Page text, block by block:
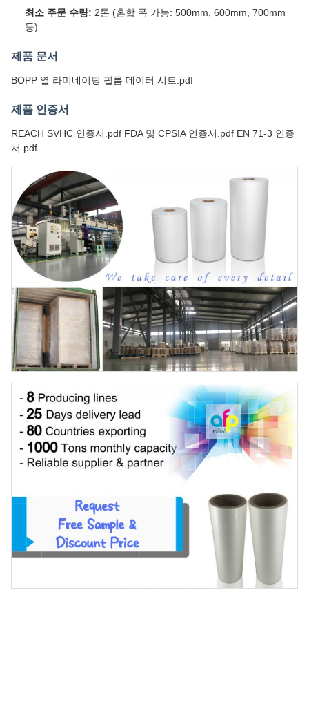
최소 주문 수량: 2톤 (혼합 폭 가능: 500mm, 600mm, 700mm
등)
제품 문서
BOPP 열 라미네이팅 필름 데이터 시트.pdf
제품 인증서
REACH SVHC 인증서.pdf FDA 및 CPSIA 인증서.pdf EN 71-3 인증
서.pdf